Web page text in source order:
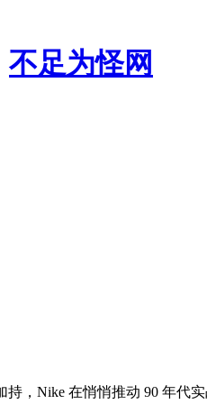
不足为怪网
持，Nike 在悄悄推动 90 年代